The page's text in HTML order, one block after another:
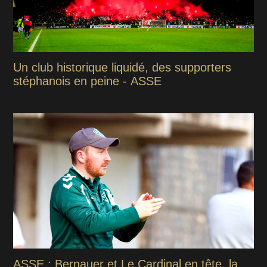
Un club historique liquidé, des supporters
stéphanois en peine - ASSE
ASSE : Bernauer et Le Cardinal en tête, la